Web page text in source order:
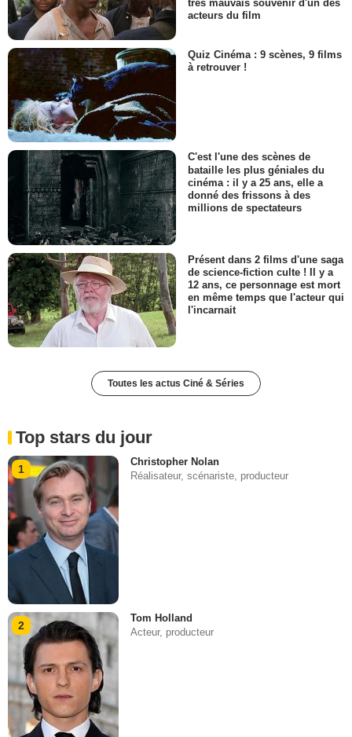
très mauvais souvenir d'un des
acteurs du film
Quiz Cinéma : 9 scènes, 9 films
à retrouver !
C'est l'une des scènes de
bataille les plus géniales du
cinéma : il y a 25 ans, elle a
donné des frissons à des
millions de spectateurs
Présent dans 2 films d'une saga
de science-fiction culte ! Il y a
12 ans, ce personnage est mort
en même temps que l'acteur qui
l'incarnait
Toutes les actus Ciné & Séries
Top stars du jour
1
Christopher Nolan
Réalisateur, scénariste, producteur
2
Tom Holland
Acteur, producteur